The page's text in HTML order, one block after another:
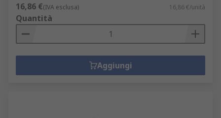
16,86 €(IVA esclusa) 16,86 €/unità
Quantità
Aggiungi